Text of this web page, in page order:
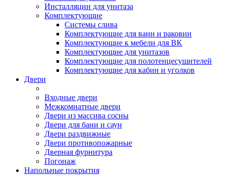
Инсталляции для унитаза
Комплектующие
Системы слива
Комплектующие для ванн и раковин
Комплектующие к мебели для ВК
Комплектующие для унитазов
Комплектующие для полотенцесушителей
Комплектующие для кабин и уголков
Двери
Входные двери
Межкомнатные двери
Двери из массива сосны
Двери для бани и саун
Двери раздвижные
Двери противопожарные
Дверная фурнитура
Погонаж
Напольные покрытия